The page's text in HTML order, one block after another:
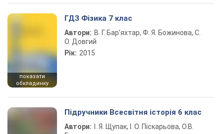
показати
обкладинку
ГДЗ Фізика 7 клас
Автори: В. Г. Бар’яхтар, Ф. Я. Божинова, С.
О. Довгий
Рік: 2015
Підручники Всесвітня історія 6 клас
Автори:
І. Я. Щупак, І. О. Піскарьова, О.В.